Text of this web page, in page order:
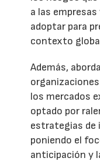
a las empresas
adoptar para
contexto
Además,
los mercados
optado por
estrategias de
poniendo el
anticipación y